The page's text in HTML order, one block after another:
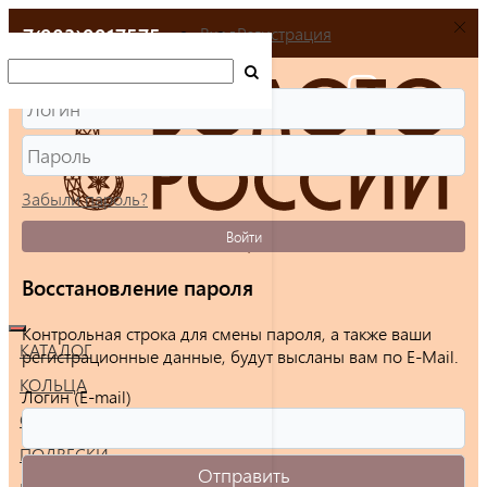
+7(903)9917575
КАТАЛОГ
КОЛЬЦА
СЕРЬГИ
ПОДВЕСКИ
ВходРегистрация
Забыли пароль?
Войти
Восстановление пароля
Контрольная строка для смены пароля, а также ваши
регистрационные данные, будут высланы вам по E-Mail.
Логин (E-mail)